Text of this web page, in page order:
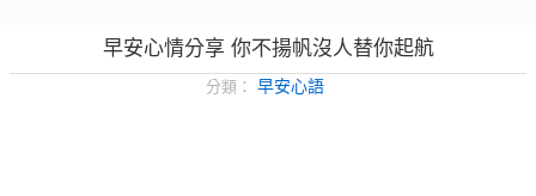
早安心情分享 你不揚帆沒人替你起航
分類： 早安心語